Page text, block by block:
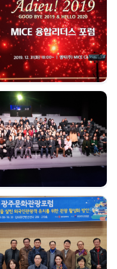
송년회 | 2019. 12. 31
여수 마이스육성포럼 |
2019. 12. 05
광주문화관광포럼 |
2019. 11. 18